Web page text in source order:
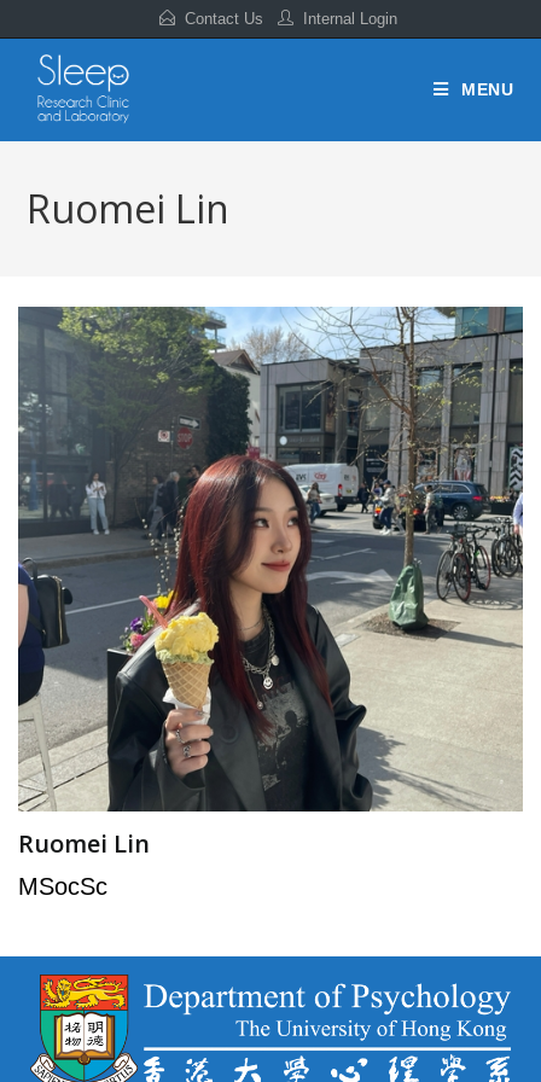
Contact Us Internal Login
MENU
Ruomei Lin
Ruomei Lin
MSocSc